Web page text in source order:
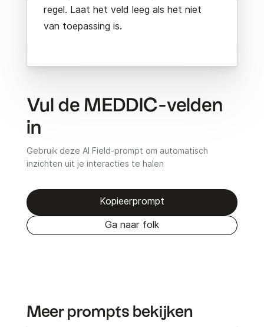
regel. Laat het veld leeg als het niet
van toepassing is.
Vul de MEDDIC-velden
in
Gebruik deze AI Field-prompt om automatisch
inzichten uit je interacties te halen
Kopieerprompt
Ga naar folk
Meer prompts bekijken